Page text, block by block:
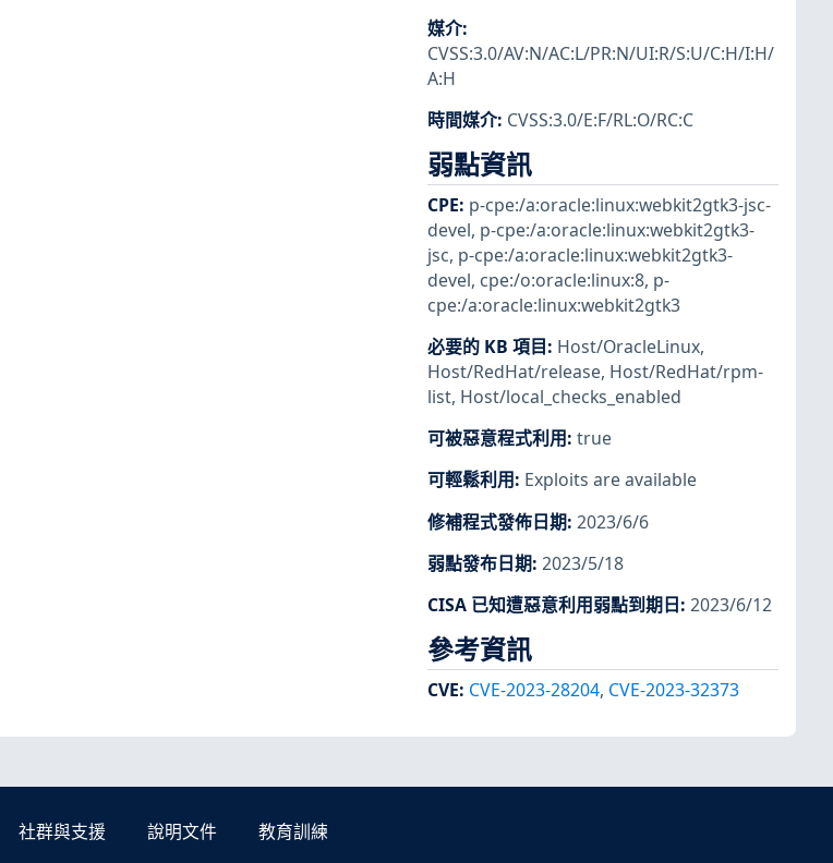
媒介:
CVSS:3.0/AV:N/AC:L/PR:N/UI:R/S:U/C:H/I:H/
A:H
時間媒介: CVSS:3.0/E:F/RL:O/RC:C
弱點資訊
CPE: p-cpe:/a:oracle:linux:webkit2gtk3-jsc-
devel, p-cpe:/a:oracle:linux:webkit2gtk3-
jsc, p-cpe:/a:oracle:linux:webkit2gtk3-
devel, cpe:/o:oracle:linux:8, p-
cpe:/a:oracle:linux:webkit2gtk3
必要的 KB 項目: Host/OracleLinux,
Host/RedHat/release, Host/RedHat/rpm-
list, Host/local_checks_enabled
可被惡意程式利用: true
可輕鬆利用: Exploits are available
修補程式發佈日期: 2023/6/6
弱點發布日期: 2023/5/18
CISA 已知遭惡意利用弱點到期日: 2023/6/12
參考資訊
CVE: CVE-2023-28204, CVE-2023-32373
社群與支援 說明文件 教育訓練